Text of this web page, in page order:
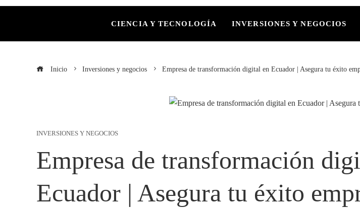
CIENCIA Y TECNOLOGÍA INVERSIONES Y NEGOCIOS
Inicio Inversiones y negocios Empresa de transformación digital en Ecuador | Asegura tu éxito
INVERSIONES Y NEGOCIOS
Empresa de transformación
Ecuador | Asegura tu éxito